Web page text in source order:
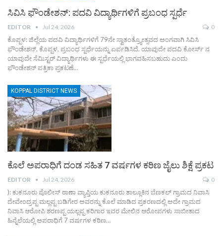
ಸಿವಿಸಿ ಫೌಂಡೇಶನ್: ಪದವಿ ವಿದ್ಯಾರ್ಥಿಗಳಿಗೆ ಪ್ರಬಂಧ ಸ್ಪರ್ಧೆ
EDITOR Jul 24, 2026 0
ಕೊಪ್ಪಳ: ಜಿಲ್ಲೆಯ ಪದವಿ ವಿದ್ಯಾರ್ಥಿಗಳಿಗೆ 79ನೇ ಸ್ವಾತಂತ್ರ್ಯೋತ್ಸವದ ಅಂಗವಾಗಿ ಸಿವಿಸಿ
ಫೌಂಡೇಶನ್, ಕೊಪ್ಪಳ, ಪ್ರಬಂಧ ಸ್ಪರ್ಧೆಯನ್ನು ಏರ್ಪಡಿಸಿದೆ. ಯಾವುದೇ ಪದವಿ ಕೋರ್ಸ್ ನ
ಯಾವುದೇ ಸೆಮಿಸ್ಟರ್ ವಿದ್ಯಾರ್ಥಿಗಳು ಈ ಸ್ಪರ್ಧೆಯಲ್ಲಿ ಭಾಗವಹಿಸಬಹುದು ಎಂದು
ಫೌಂಡೇಶನ್ ಪತ್ರಿಕಾ ಪ್ರಕಟಣೆ…
KOPPAL DISTRICT NEWS
ಕೊಲೆ ಅಪರಾಧಿಗೆ ದಂಡ ಸಹಿತ 7 ವರ್ಷಗಳ ಕಠಿಣ ಜೈಲು ಶಿಕ್ಷೆ ಪ್ರಕಟ
EDITOR Jul 24, 2026 0
): ಕುಕನೂರು ಪೊಲೀಸ್ ಠಾಣಾ ವ್ಯಾಪ್ತಿಯ ಕುಕನೂರು ತಾಲ್ಲೂಕಿನ ಬೆಣಕಲ್ ಗ್ರಾಮದ ನಿವಾಸಿ
ದೇವೇಂದ್ರಪ್ಪ ಮಲ್ಲಪ್ಪ ಬಡಿಗೇರ ಅವರನ್ನು ಕೊಲೆ ಮಾಡಿದ ಪ್ರಕರಣದಲ್ಲಿ ಅದೇ ಗ್ರಾಮದ
ನಿವಾಸಿ ಆರೋಪಿ ಶರಣಪ್ಪ ಯಲ್ಲಪ್ಪ ಕರಿಗಾರ ಇವರ ಮೇಲಿನ ಆರೋಪಗಳು ಸಾಬೀತಾದ
ಹಿನ್ನೆಲೆಯಲ್ಲಿ ಅಪರಾಧಿಗೆ 7 ವರ್ಷಗಳ ಕಠಿಣ…